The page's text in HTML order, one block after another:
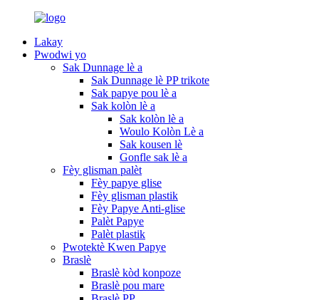
Lakay
Pwodwi yo
Sak Dunnage lè a
Sak Dunnage lè PP trikote
Sak papye pou lè a
Sak kolòn lè a
Sak kolòn lè a
Woulo Kolòn Lè a
Sak kousen lè
Gonfle sak lè a
Fèy glisman palèt
Fèy papye glise
Fèy glisman plastik
Fèy Papye Anti-glise
Palèt Papye
Palèt plastik
Pwotektè Kwen Papye
Braslè
Braslè kòd konpoze
Braslè pou mare